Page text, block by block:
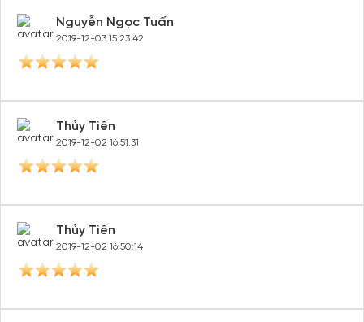
Nguyễn Ngọc Tuấn
2019-12-03 15:23:42
Thủy Tiên
2019-12-02 16:51:31
Thủy Tiên
2019-12-02 16:50:14